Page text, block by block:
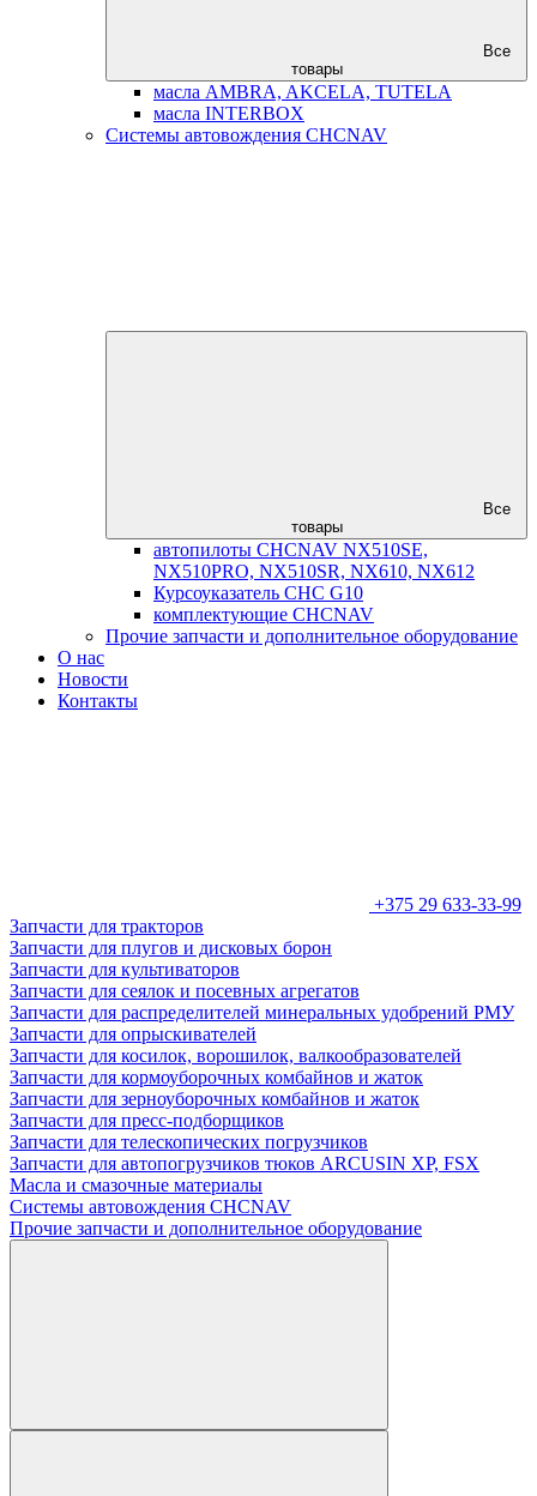
Все
товары
масла AMBRA, AKCELA, TUTELA
масла INTERBOX
Системы автовождения CHCNAV
Все
товары
автопилоты CHCNAV NX510SE,
NX510PRO, NX510SR, NX610, NX612
Курсоуказатель CHC G10
комплектующие CHCNAV
Прочие запчасти и дополнительное оборудование
О нас
Новости
Контакты
+375 29 633-33-99
Запчасти для тракторов
Запчасти для плугов и дисковых борон
Запчасти для культиваторов
Запчасти для сеялок и посевных агрегатов
Запчасти для распределителей минеральных удобрений РМУ
Запчасти для опрыскивателей
Запчасти для косилок, ворошилок, валкообразователей
Запчасти для кормоуборочных комбайнов и жаток
Запчасти для зерноуборочных комбайнов и жаток
Запчасти для пресс-подборщиков
Запчасти для телескопических погрузчиков
Запчасти для автопогрузчиков тюков ARCUSIN XP, FSX
Масла и смазочные материалы
Системы автовождения CHCNAV
Прочие запчасти и дополнительное оборудование